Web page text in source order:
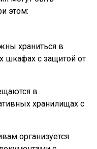
этом:
храниться в
шкафах с защитой от
в
хранилищах с
организуется